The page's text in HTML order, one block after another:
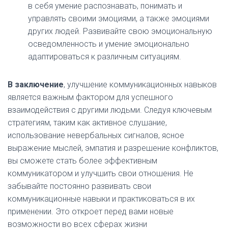
в себя умение распознавать, понимать и
управлять своими эмоциями, а также эмоциями
других людей. Развивайте свою эмоциональную
осведомленность и умение эмоционально
адаптироваться к различным ситуациям.
В заключение, улучшение коммуникационных навыков
является важным фактором для успешного
взаимодействия с другими людьми. Следуя ключевым
стратегиям, таким как активное слушание,
использование невербальных сигналов, ясное
выражение мыслей, эмпатия и разрешение конфликтов,
вы сможете стать более эффективным
коммуникатором и улучшить свои отношения. Не
забывайте постоянно развивать свои
коммуникационные навыки и практиковаться в их
применении. Это откроет перед вами новые
возможности во всех сферах жизни